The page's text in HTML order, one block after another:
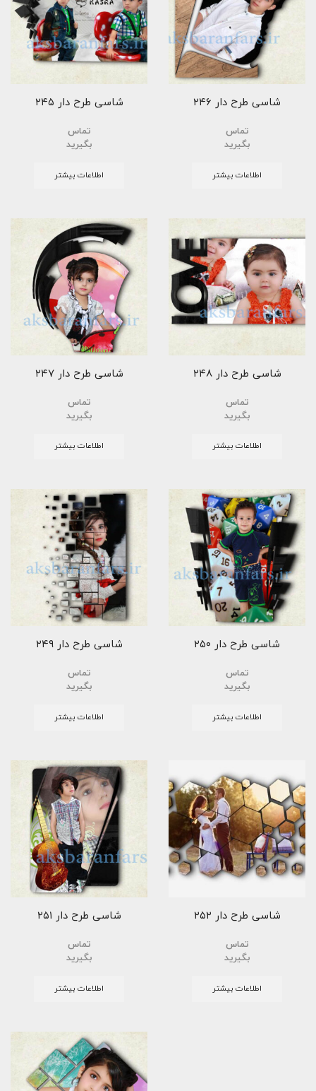
شاسی طرح دار ۲۴۵
تماس
بگیرید
اطلاعات بیشتر
شاسی طرح دار ۲۴۶
تماس
بگیرید
اطلاعات بیشتر
شاسی طرح دار ۲۴۷
تماس
بگیرید
اطلاعات بیشتر
شاسی طرح دار ۲۴۸
تماس
بگیرید
اطلاعات بیشتر
شاسی طرح دار ۲۴۹
تماس
بگیرید
اطلاعات بیشتر
شاسی طرح دار ۲۵۰
تماس
بگیرید
اطلاعات بیشتر
شاسی طرح دار ۲۵۱
تماس
بگیرید
اطلاعات بیشتر
شاسی طرح دار ۲۵۲
تماس
بگیرید
اطلاعات بیشتر